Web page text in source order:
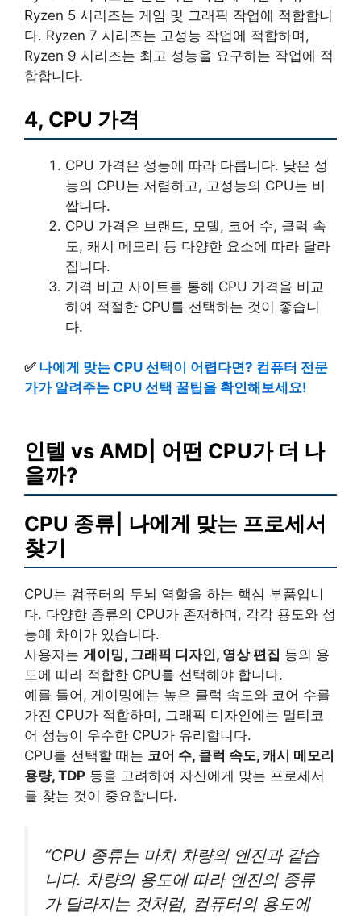
Ryzen 5 시리즈는 게임 및 그래픽 작업에 적합합니
다. Ryzen 7 시리즈는 고성능 작업에 적합하며,
Ryzen 9 시리즈는 최고 성능을 요구하는 작업에 적
합합니다.
4, CPU 가격
CPU 가격은 성능에 따라 다릅니다. 낮은 성
능의 CPU는 저렴하고, 고성능의 CPU는 비
쌉니다.
CPU 가격은 브랜드, 모델, 코어 수, 클럭 속
도, 캐시 메모리 등 다양한 요소에 따라 달라
집니다.
가격 비교 사이트를 통해 CPU 가격을 비교
하여 적절한 CPU를 선택하는 것이 좋습니
다.
✅ 나에게 맞는 CPU 선택이 어렵다면? 컴퓨터 전문
가가 알려주는 CPU 선택 꿀팁을 확인해보세요!
인텔 vs AMD| 어떤 CPU가 더 나
을까?
CPU 종류| 나에게 맞는 프로세서
찾기
CPU는 컴퓨터의 두뇌 역할을 하는 핵심 부품입니
다. 다양한 종류의 CPU가 존재하며, 각각 용도와 성
능에 차이가 있습니다.
사용자는 게이밍, 그래픽 디자인, 영상 편집 등의 용
도에 따라 적합한 CPU를 선택해야 합니다.
예를 들어, 게이밍에는 높은 클럭 속도와 코어 수를
가진 CPU가 적합하며, 그래픽 디자인에는 멀티코
어 성능이 우수한 CPU가 유리합니다.
CPU를 선택할 때는 코어 수, 클럭 속도, 캐시 메모리
용량, TDP 등을 고려하여 자신에게 맞는 프로세서
를 찾는 것이 중요합니다.
“CPU 종류는 마치 차량의 엔진과 같습
니다. 차량의 용도에 따라 엔진의 종류
가 달라지는 것처럼, 컴퓨터의 용도에